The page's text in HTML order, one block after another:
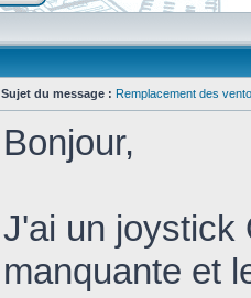
Sujet du message : Remplacement des
Bonjour,
J'ai un joystick
manquante et